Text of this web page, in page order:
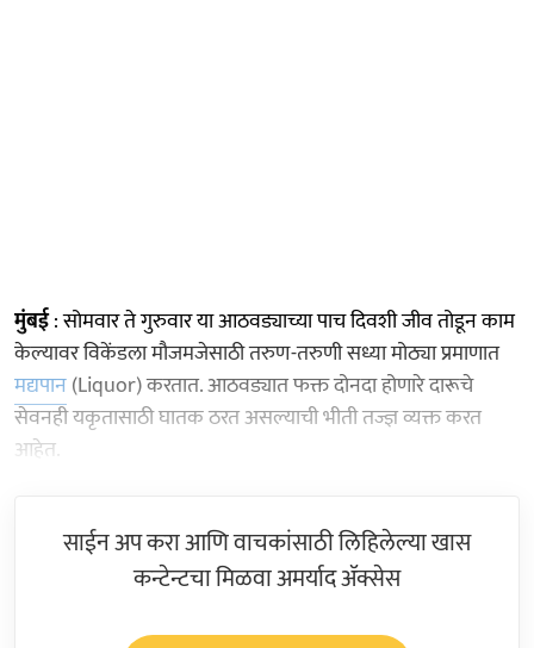
मुंबई: सोमवार ते गुरुवार या आठवड्याच्या पाच दिवशी जीव तोडून काम
केल्यावर विकेंडला मौजमजेसाठी तरुण-तरुणी सध्या मोठ्या प्रमाणात
मद्यपान(Liquor) करतात. आठवड्यात फक्त दोनदा होणारे दारूचे
सेवनही यकृतासाठी घातक ठरत असल्याची भीती तज्ज्ञ व्यक्त करत
आहेत.
साईन अप करा आणि वाचकांसाठी लिहिलेल्या खास
कन्टेन्टचा मिळवा अमर्याद ॲक्सेस